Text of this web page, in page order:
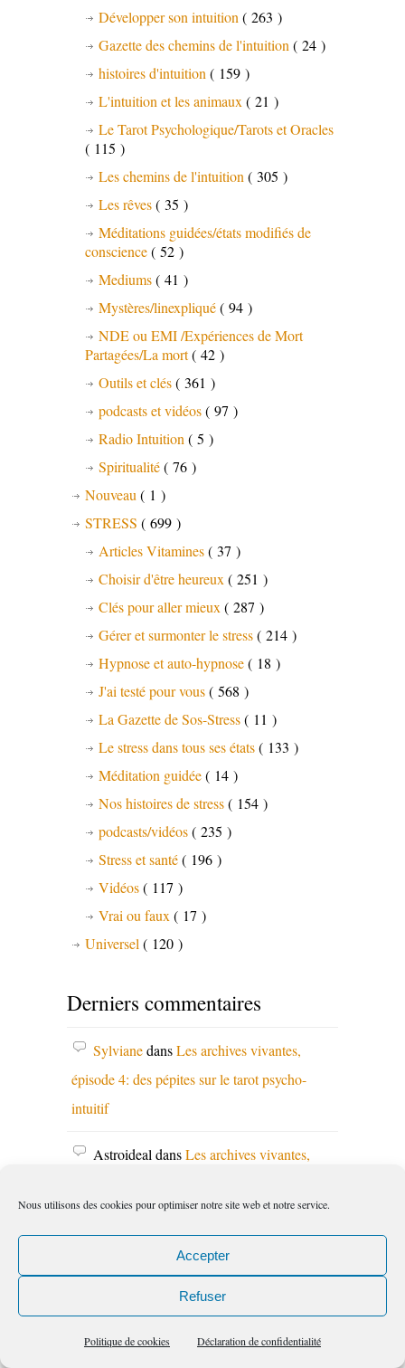
Nous utilisons des cookies pour optimiser notre site web et notre service.
Accepter
Refuser
Politique de cookies Déclaration de confidentialité
Développer son intuition ( 263 )
Gazette des chemins de l'intuition ( 24 )
histoires d'intuition ( 159 )
L'intuition et les animaux ( 21 )
Le Tarot Psychologique/Tarots et Oracles
( 115 )
Les chemins de l'intuition ( 305 )
Les rêves( 35 )
Méditations guidées/états modifiés de
conscience( 52 )
Mediums( 41 )
Mystères/linexpliqué( 94 )
NDE ou EMI /Expériences de Mort
Partagées/La mort( 42 )
Outils et clés( 361 )
podcasts et vidéos( 97 )
Radio Intuition ( 5 )
Spiritualité( 76 )
Nouveau ( 1 )
STRESS ( 699 )
Articles Vitamines( 37 )
Choisir d'être heureux ( 251 )
Clés pour aller mieux ( 287 )
Gérer et surmonter le stress( 214 )
Hypnose et auto-hypnose( 18 )
J'ai testé pour vous( 568 )
La Gazette de Sos-Stress( 11 )
Le stress dans tous ses états( 133 )
Méditation guidée( 14 )
Nos histoires de stress( 154 )
podcasts/vidéos( 235 )
Stress et santé( 196 )
Vidéos( 117 )
Vrai ou faux ( 17 )
Universel ( 120 )
Derniers commentaires
SylvianedansLes archives vivantes,
épisode 4: des pépites sur le tarot psycho-
intuitif
Astroideal dansLes archives vivantes,
intuitif
*INTUITION* l’intuition
en exercice4-rencontre avec votre maître
intérieur